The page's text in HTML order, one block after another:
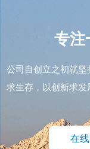
专注
公司自创立之初就坚
求生存，以创新求发
在